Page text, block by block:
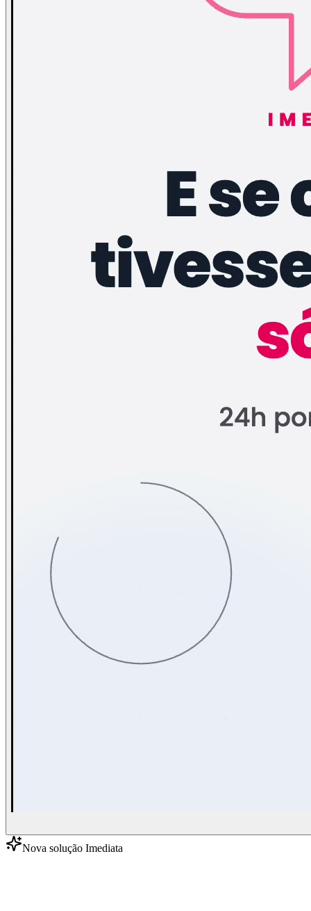
Nova solução Imediata